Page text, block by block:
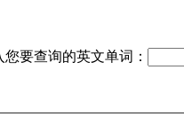
您要查询的英文单词：